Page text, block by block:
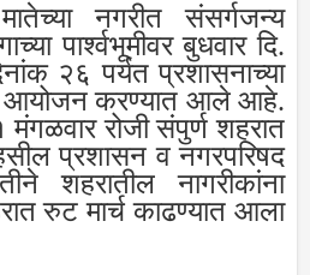
नगरीत संसर्गजन्य
पार्श्वभूमीवर बुधवार दि.
२६ पर्यत प्रशासनाच्या
आयोजन करण्यात आले आहे.
मंगळवार रोजी संपुर्ण शहरात
प्रशासन व नगरपरिषद
शहरातील नागरीकांना
रुट मार्च काढण्यात आला